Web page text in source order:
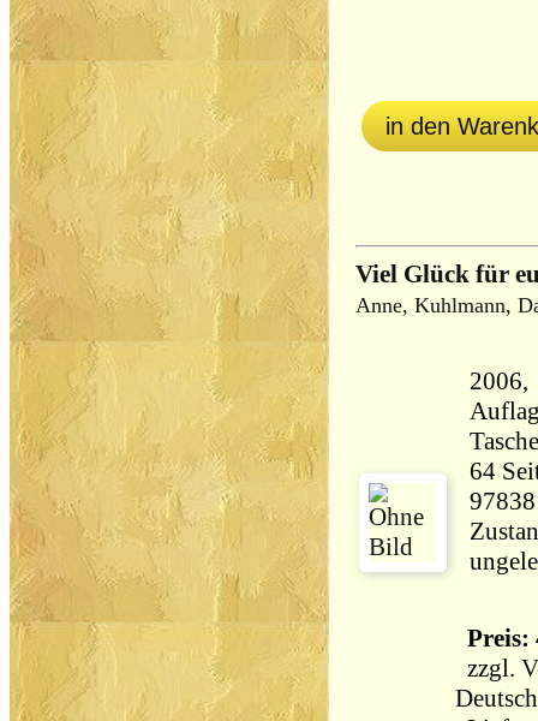
in den
Viel Glück für
Anne, Kuhlmann,
2006,
64 Seiten 76
Preis:
zzgl.